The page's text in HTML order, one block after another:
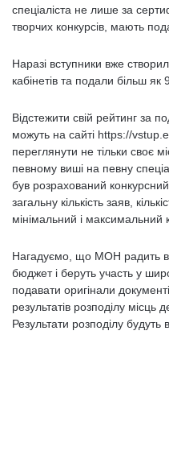
спеціаліста не лише за
творчих конкурсів, мають
Наразі вступники вже
кабінетів та подали більш як
Відстежити свій рейтинг за
можуть на сайті https://
переглянути не тільки своє
певному виші на певну
був розрахований
загальну кількість заяв,
мінімальний і максимальний
Нагадуємо, що МОН радить
бюджет і беруть участь у
подавати оригінали
результатів розподілу місць
Результати розподілу будуть